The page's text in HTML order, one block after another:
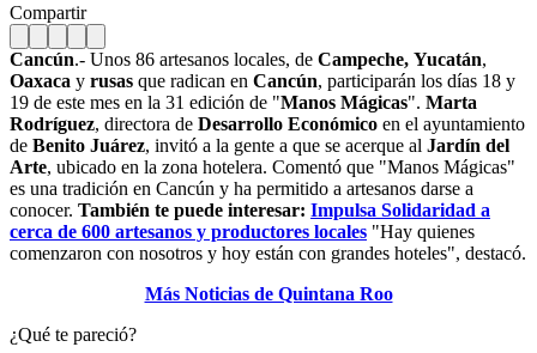
Compartir
Cancún.- Unos 86 artesanos locales, de Campeche, Yucatán,
Oaxaca y rusas que radican en Cancún, participarán los días 18 y
19 de este mes en la 31 edición de "Manos Mágicas". Marta
Rodríguez, directora de Desarrollo Económico en el ayuntamiento
de Benito Juárez, invitó a la gente a que se acerque al Jardín del
Arte, ubicado en la zona hotelera. Comentó que "Manos Mágicas"
es una tradición en Cancún y ha permitido a artesanos darse a
conocer. También te puede interesar: Impulsa Solidaridad a
cerca de 600 artesanos y productores locales "Hay quienes
comenzaron con nosotros y hoy están con grandes hoteles", destacó.
Más Noticias de Quintana Roo
¿Qué te pareció?